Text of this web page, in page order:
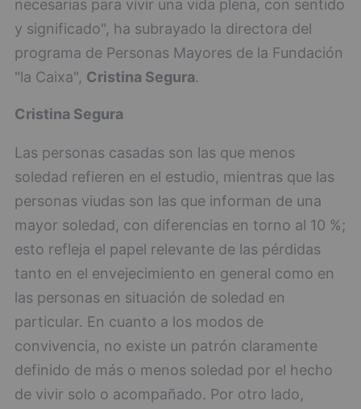
necesarias para vivir una vida plena, con sentido
y significado", ha subrayado la directora del
programa de Personas Mayores de la Fundación
"la Caixa", Cristina Segura.
Cristina Segura
Las personas casadas son las que menos
soledad refieren en el estudio, mientras que las
personas viudas son las que informan de una
mayor soledad, con diferencias en torno al 10 %;
esto refleja el papel relevante de las pérdidas
tanto en el envejecimiento en general como en
las personas en situación de soledad en
particular. En cuanto a los modos de
convivencia, no existe un patrón claramente
definido de más o menos soledad por el hecho
de vivir solo o acompañado. Por otro lado,